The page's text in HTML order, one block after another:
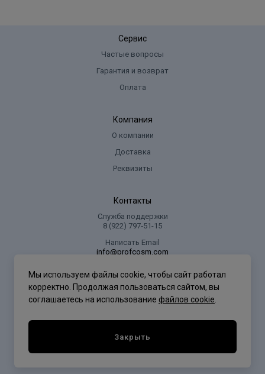
Сервис
Частые вопросы
Гарантия и возврат
Оплата
Компания
О компании
Доставка
Реквизиты
Контакты
Служба поддержки
8 (922) 797‑51-15
Написать Email
info@profcosm.com
Адрес регионального офиса
г. Сургут, ул. Иосифа Каролинского, дом 10, офис 5
Политика конфиденциальности
Мы используем файлы cookie, чтобы сайт работал
корректно. Продолжая пользоваться сайтом, вы
соглашаетесь на использование файлов cookie
Закрыть